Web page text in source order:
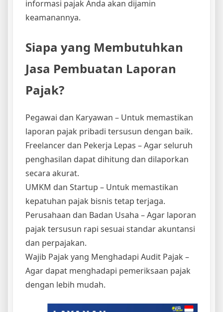
informasi pajak Anda akan dijamin
keamanannya.
Siapa yang Membutuhkan
Jasa Pembuatan Laporan
Pajak?
Pegawai dan Karyawan – Untuk memastikan
laporan pajak pribadi tersusun dengan baik.
Freelancer dan Pekerja Lepas – Agar seluruh
penghasilan dapat dihitung dan dilaporkan
secara akurat.
UMKM dan Startup – Untuk memastikan
kepatuhan pajak bisnis tetap terjaga.
Perusahaan dan Badan Usaha – Agar laporan
pajak tersusun rapi sesuai standar akuntansi
dan perpajakan.
Wajib Pajak yang Menghadapi Audit Pajak –
Agar dapat menghadapi pemeriksaan pajak
dengan lebih mudah.